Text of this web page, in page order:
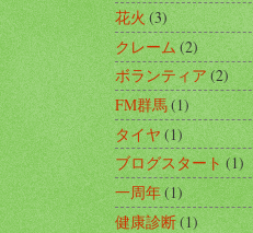
花火(3)
クレーム(2)
ボランティア(2)
FM群馬(1)
タイヤ(1)
ブログスタート(1)
一周年(1)
健康診断(1)